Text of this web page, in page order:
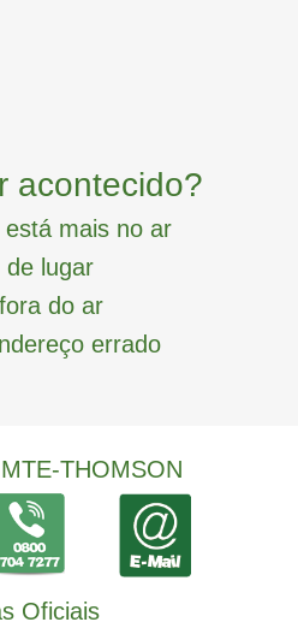
acontecido?
mais no ar
de lugar
do ar
errado
THOMSON
Oficiais